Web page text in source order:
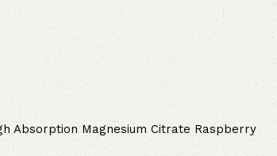
Absorption Magnesium Citrate Raspberry